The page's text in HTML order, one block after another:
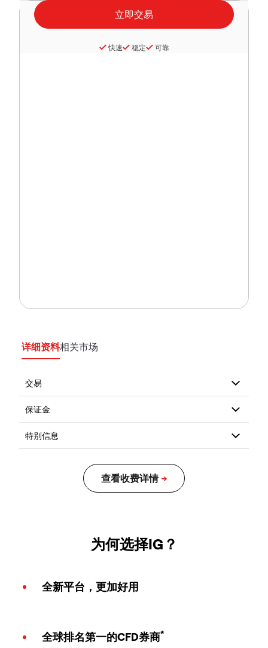
快速 稳定 可靠
详细资料相关市场
为何选择IG？
全新平台，更加好用
全球排名第一的CFD券商*